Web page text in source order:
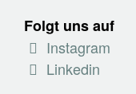
Folgt uns auf
Instagram
Linkedin